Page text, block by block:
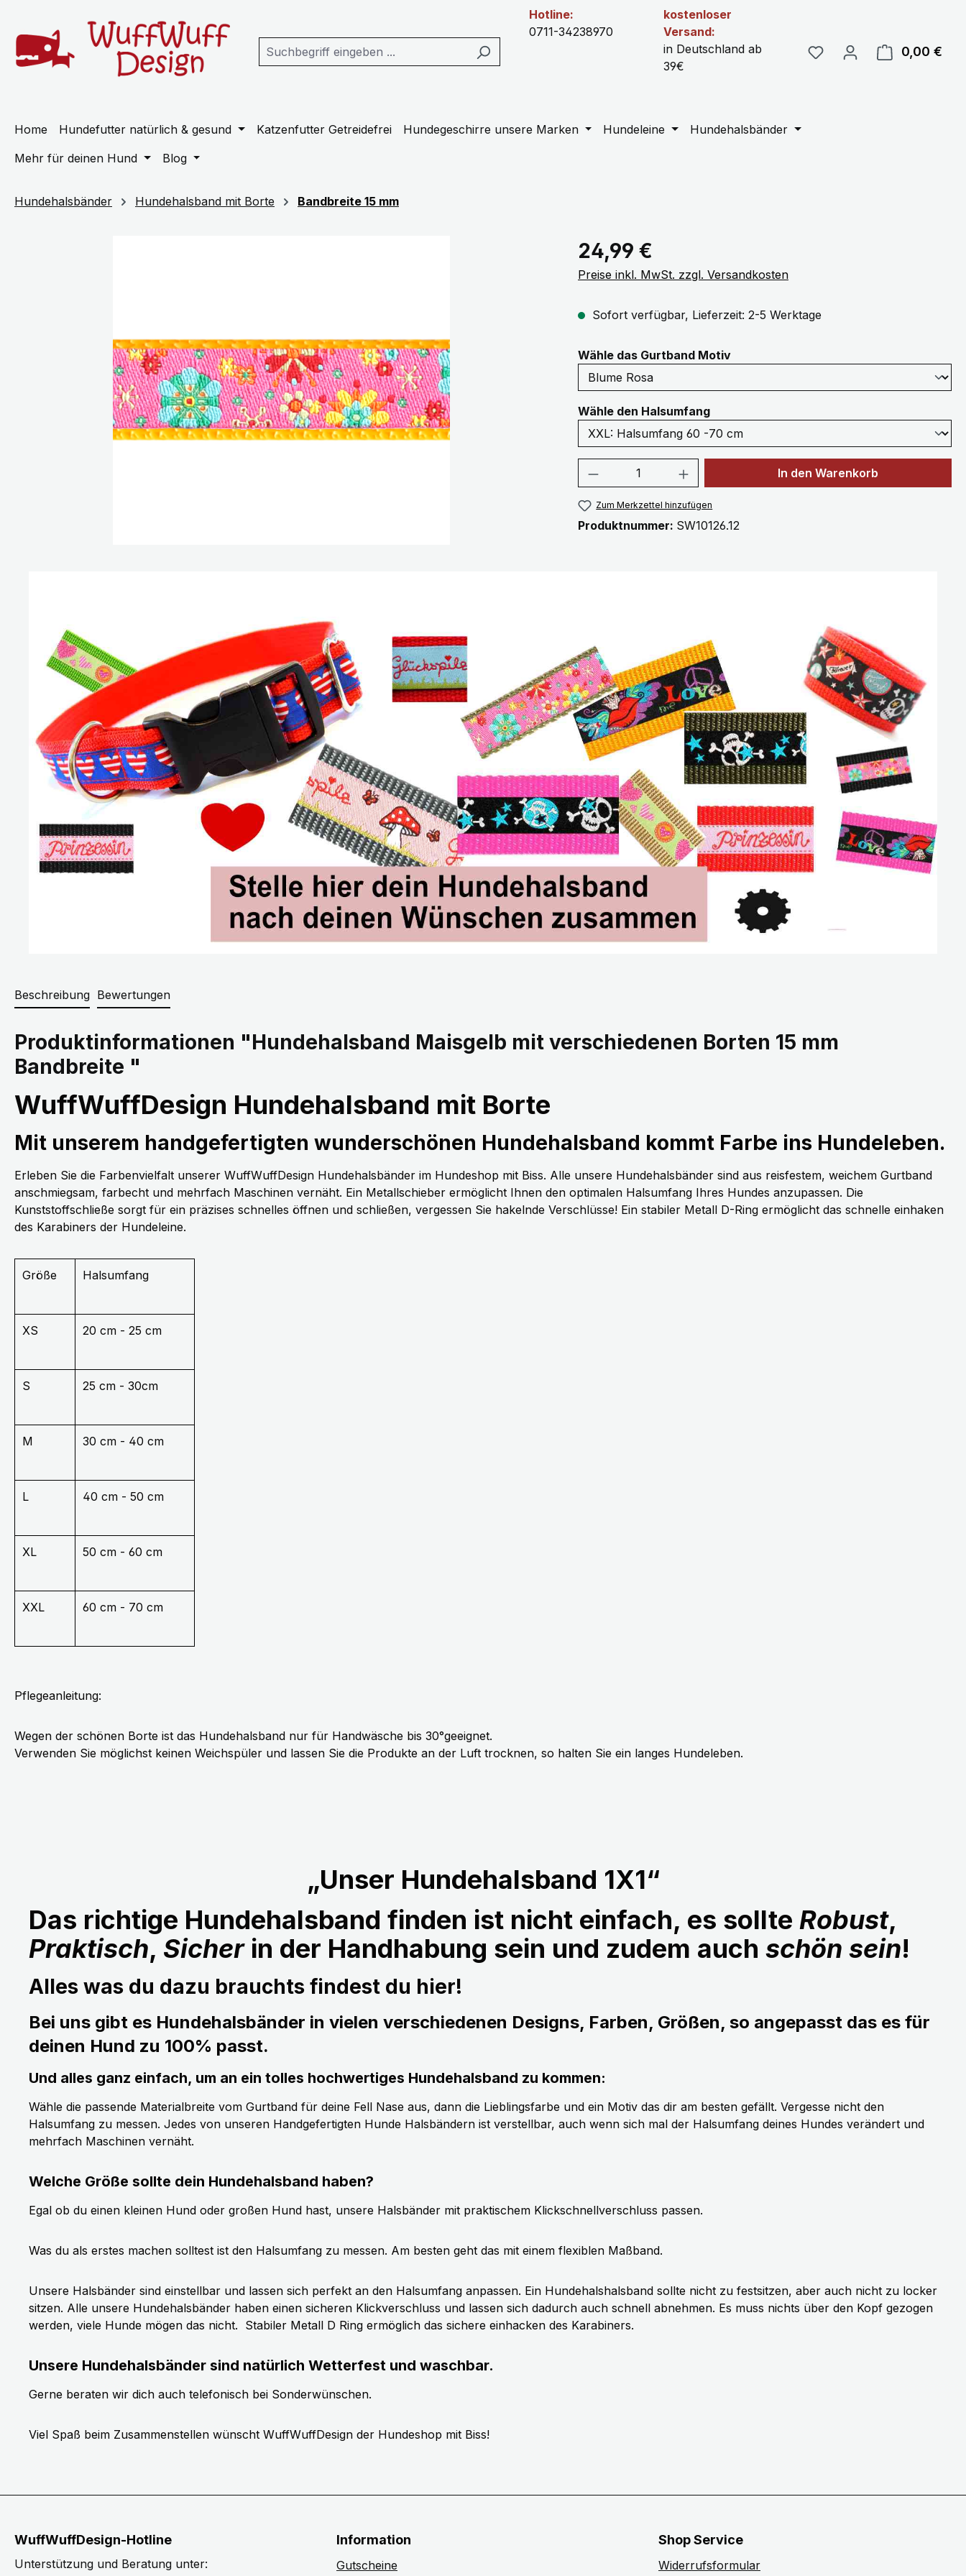
Hotline:
0711-34238970
kostenloser
Versand:
in Deutschland ab
39€
0,00 €
Home Hundefutter natürlich & gesund Katzenfutter Getreidefrei Hundegeschirre unsere Marken Hundeleine
Hundehalsbänder
Mehr für deinen Hund
Blog
Hundehalsbänder Hundehalsband mit Borte Bandbreite 15 mm
Regulärer Preis:
24,99 €
Preise inkl. MwSt. zzgl. Versandkosten
Sofort verfügbar, Lieferzeit: 2-5 Werktage
Wähle das Gurtband Motivauswählen
Wähle den Halsumfangauswählen
Produkt Anzahl: Gib den gewünschten Wert
In den Warenkorb
Zum Merkzettel hinzufügen
Produktnummer: SW10126.12
Beschreibung Bewertungen
Produktinformationen "Hundehalsband Maisgelb mit verschiedenen Borten 15 mm
Bandbreite "
WuffWuffDesign Hundehalsband mit Borte
Mit unserem handgefertigten wunderschönen Hundehalsband kommt Farbe ins Hundeleben.
Erleben Sie die Farbenvielfalt unserer WuffWuffDesign Hundehalsbänder im Hundeshop mit Biss. Alle unsere Hundehalsbänder sind aus reisfestem, weichem Gurtband
anschmiegsam, farbecht und mehrfach Maschinen vernäht. Ein Metallschieber ermöglicht Ihnen den optimalen Halsumfang Ihres Hundes anzupassen. Die
Kunststoffschließe sorgt für ein präzises schnelles öffnen und schließen, vergessen Sie hakelnde Verschlüsse! Ein stabiler Metall D-Ring ermöglicht das schnelle einhaken
des Karabiners der Hundeleine.
Größe Halsumfang
XS 20 cm - 25 cm
S 25 cm - 30cm
M 30 cm - 40 cm
L 40 cm - 50 cm
XL 50 cm - 60 cm
XXL 60 cm - 70 cm
Pflegeanleitung:
Wegen der schönen Borte ist das Hundehalsband nur für Handwäsche bis 30°geeignet.
Verwenden Sie möglichst keinen Weichspüler und lassen Sie die Produkte an der Luft trocknen, so halten Sie ein langes Hundeleben.
„Unser Hundehalsband 1X1“
Das richtige Hundehalsband finden ist nicht einfach, es sollte Robust,
Praktisch, Sicherin der Handhabung sein und zudem auch schön sein!
Alles was du dazu brauchts findest du hier!
Bei uns gibt es Hundehalsbänder in vielen verschiedenen Designs, Farben, Größen, so angepasst das es für
deinen Hund zu 100% passt.
Und alles ganz einfach, um an ein tolles hochwertiges Hundehalsband zu kommen:
Wähle die passende Materialbreite vom Gurtband für deine Fell Nase aus, dann die Lieblingsfarbe und ein Motiv das dir am besten gefällt. Vergesse nicht den
Halsumfang zu messen. Jedes von unseren Handgefertigten Hunde Halsbändern ist verstellbar, auch wenn sich mal der Halsumfang deines Hundes verändert und
mehrfach Maschinen vernäht.
Welche Größe sollte dein Hundehalsband haben?
Egal ob du einen kleinen Hund oder großen Hund hast, unsere Halsbänder mit praktischem Klickschnellverschluss passen.
Was du als erstes machen solltest ist den Halsumfang zu messen. Am besten geht das mit einem flexiblen Maßband.
Unsere Halsbänder sind einstellbar und lassen sich perfekt an den Halsumfang anpassen. Ein Hundehalshalsband sollte nicht zu festsitzen, aber auch nicht zu locker
sitzen. Alle unsere Hundehalsbänder haben einen sicheren Klickverschluss und lassen sich dadurch auch schnell abnehmen. Es muss nichts über den Kopf gezogen
werden, viele Hunde mögen das nicht. Stabiler Metall D Ring ermöglich das sichere einhacken des Karabiners.
Unsere Hundehalsbänder sind natürlich Wetterfest und waschbar.
Gerne beraten wir dich auch telefonisch bei Sonderwünschen.
Viel Spaß beim Zusammenstellen wünscht WuffWuffDesign der Hundeshop mit Biss!
WuffWuffDesign-Hotline
Unterstützung und Beratung unter:
Information
Gutscheine
Shop Service
Widerrufsformular